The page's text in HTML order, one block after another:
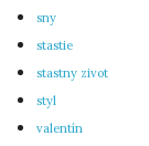
sny
stastie
stastny zivot
styl
valentín